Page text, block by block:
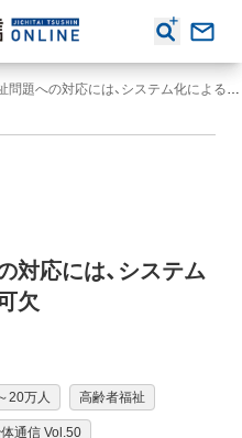
複雑化する福祉問題への対応には、システム化による情報共有が不可欠
対応には、システム
欠
20万人 高齢者福祉
通信 Vol.50